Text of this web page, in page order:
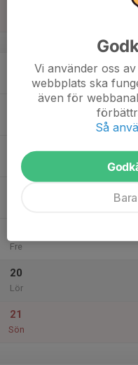
Ons
Fre
20
Lör
21
Sön
Vi använder oss
webbplats ska
även för
Så